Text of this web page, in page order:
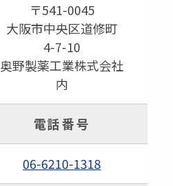
〒541-0045
大阪市中央区道修町
4-7-10
奥野製薬工業株式会社
内
電話番号
06-6210-1318